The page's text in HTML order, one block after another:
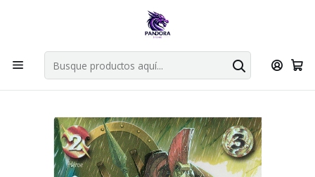
Por compras en cartas singles superiores a 49.990 el envio es
Explorar singles
Inicio Juegos de cartas TCG Mitos y Leyendas TCG
Singles Primer Bloque MYL Aliado